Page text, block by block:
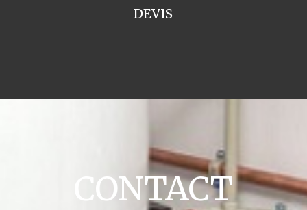
DEVIS
CONTACT